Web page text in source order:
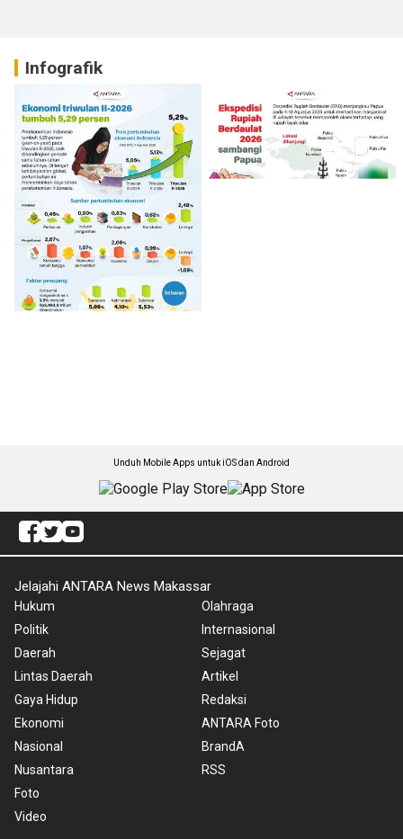
Infografik
Unduh Mobile Apps untuk iOS dan Android
Jelajahi ANTARA News Makassar
Hukum
Politik
Daerah
Lintas Daerah
Gaya Hidup
Ekonomi
Nasional
Nusantara
Foto
Video
Olahraga
Internasional
Sejagat
Artikel
Redaksi
ANTARA Foto
BrandA
RSS